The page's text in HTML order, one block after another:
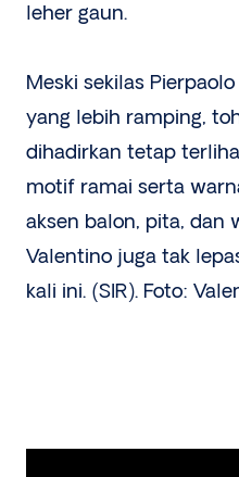
leher gaun.
Meski sekilas
yang lebih ramping,
dihadirkan tetap
motif ramai serta
aksen balon, pita, dan
Valentino juga tak
kali ini. (SIR). Foto: